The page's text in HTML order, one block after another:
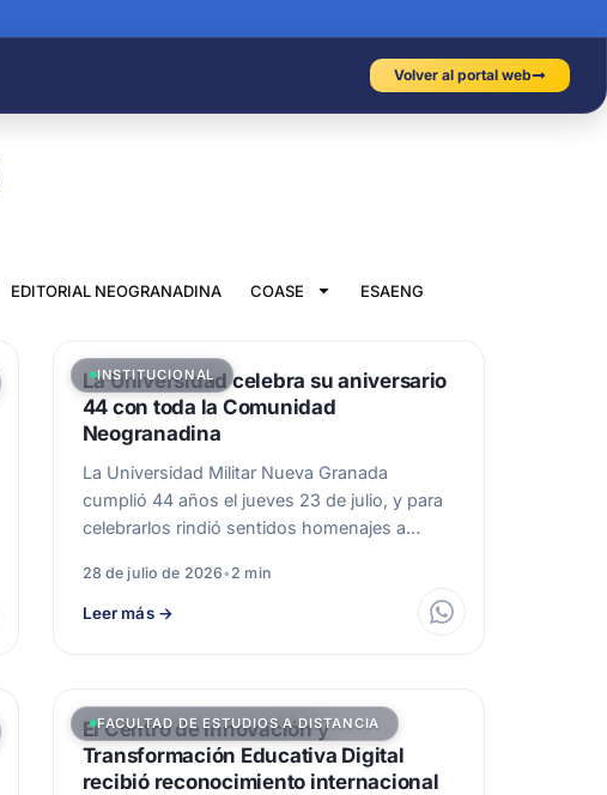
Volver al portal web
EDITORIAL NEOGRANADINA COASE ESAENG
INSTITUCIONAL
La Universidad celebra su aniversario
44 con toda la Comunidad
Neogranadina
La Universidad Militar Nueva Granada
cumplió 44 años el jueves 23 de julio, y para
celebrarlos rindió sentidos homenajes a…
28 de julio de 2026• 2 min
Leer más →
FACULTAD DE ESTUDIOS A DISTANCIA
El Centro de Innovación y
Transformación Educativa Digital
recibió reconocimiento internacional